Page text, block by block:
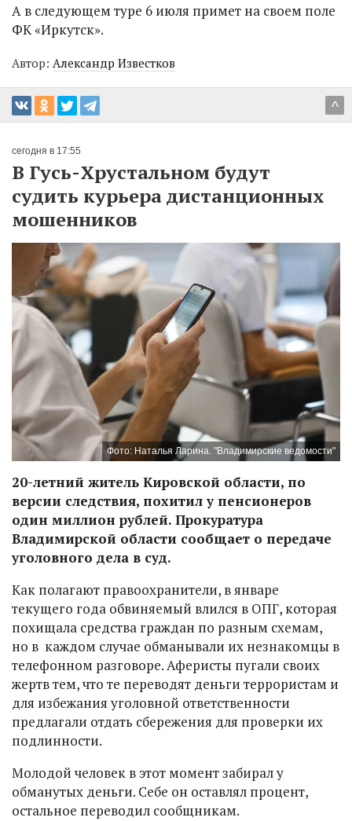
А в следующем туре 6 июля примет на своем поле
ФК «Иркутск».
Автор: Александр Известков
^
сегодня в 17:55
В Гусь-Хрустальном будут
судить курьера дистанционных
мошенников
Фото: Наталья Ларина. "Владимирские ведомости"
20-летний житель Кировской области, по
версии следствия, похитил у пенсионеров
один миллион рублей. Прокуратура
Владимирской области сообщает о передаче
уголовного дела в суд.
Как полагают правоохранители, в январе
текущего года обвиняемый влился в ОПГ, которая
похищала средства граждан по разным схемам,
но в каждом случае обманывали их незнакомцы в
телефонном разговоре. Аферисты пугали своих
жертв тем, что те переводят деньги террористам и
для избежания уголовной ответственности
предлагали отдать сбережения для проверки их
подлинности.
Молодой человек в этот момент забирал у
обманутых деньги. Себе он оставлял процент,
остальное переводил сообщникам.